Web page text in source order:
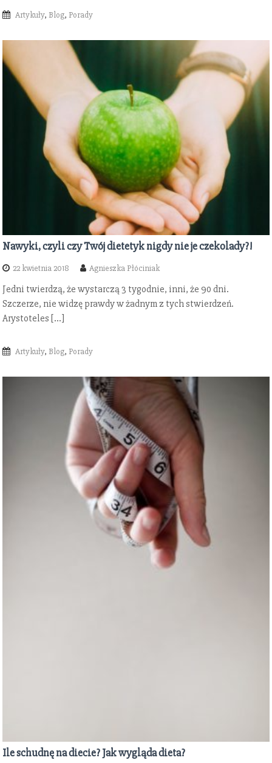
Artykuły, Blog, Porady
Nawyki, czyli czy Twój dietetyk nigdy nie je czekolady?!
22 kwietnia 2018 Agnieszka Płóciniak
Jedni twierdzą, że wystarczą 3 tygodnie, inni, że 90 dni.
Szczerze, nie widzę prawdy w żadnym z tych stwierdzeń.
Arystoteles […]
Artykuły, Blog, Porady
Ile schudnę na diecie? Jak wygląda dieta?